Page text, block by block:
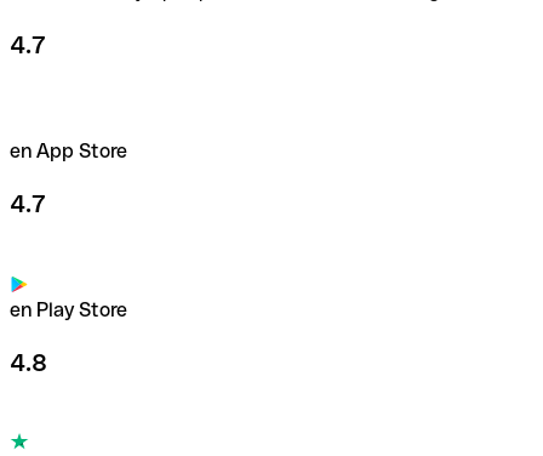
Usa nuestras tarjetas
4.7
en App Store
4.7
en Play Store
4.8